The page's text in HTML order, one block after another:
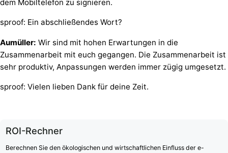
dem Mobiltelefon zu signieren.
sproof: Ein abschließendes Wort?
Aumüller: Wir sind mit hohen Erwartungen in die
Zusammenarbeit mit euch gegangen. Die Zusammenarbeit ist
sehr produktiv, Anpassungen werden immer zügig umgesetzt.
sproof: Vielen lieben Dank für deine Zeit.
ROI-Rechner
Berechnen Sie den ökologischen und wirtschaftlichen Einfluss der e-